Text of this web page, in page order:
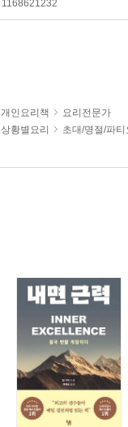
1168621232
개인요리책
요리전문가
상황별요리 초대/명절/파티